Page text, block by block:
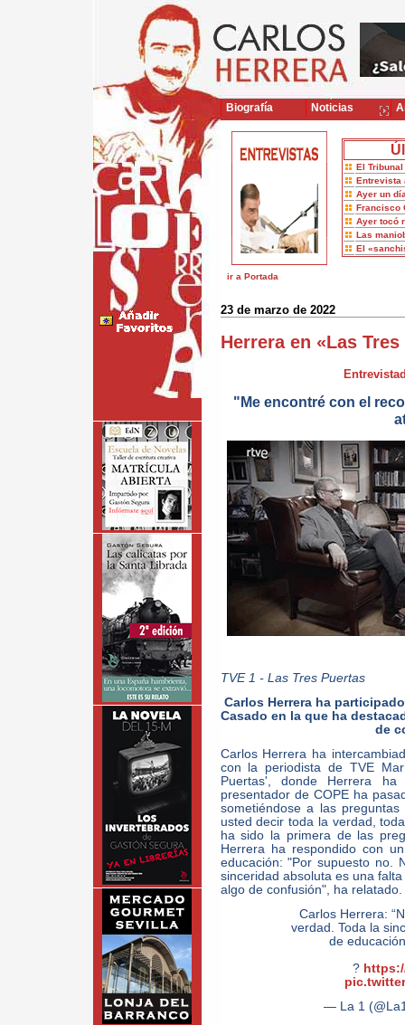
El
Entrevista
Ayer un
Francisco
Ayer tocó
Las
El
ir a Portada
23 de marzo de 2022
Herrera en «Las
"Me encontré con el
TVE 1 - Las Tres Puertas
Carlos Herrera ha
Casado en la que ha
de
Carlos Herrera ha
con la periodista de TVE
Puertas', donde Herrera
presentador de COPE ha
sometiéndose a las
usted decir toda la verdad,
ha sido la primera de las
Herrera ha respondido con
educación: "Por supuesto no.
sinceridad absoluta es una
algo de confusión", ha relatado.
Carlos Herrera:
verdad. Toda la
de
?
— La 1
Biografía Noticias